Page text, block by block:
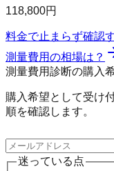
118,800円
料金で止まらず確認
測量費用の相場は？
測量費用診断の購入
購入希望として受け
順を確認します。
迷っている点